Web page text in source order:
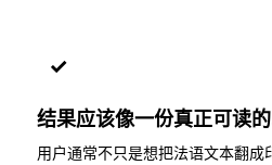
✓
结果应该像一份真正可读
用户通常不只是想把法语文本翻